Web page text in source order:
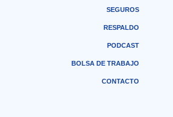
SEGUROS
RESPALDO
PODCAST
BOLSA DE TRABAJO
CONTACTO